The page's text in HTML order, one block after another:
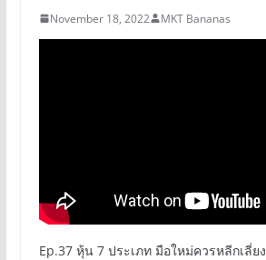
November 18, 2022 MKT Bananas
Ep.37 หุ้น 7 ประเภท มือใหม่ควรหลีกเลี่ยง